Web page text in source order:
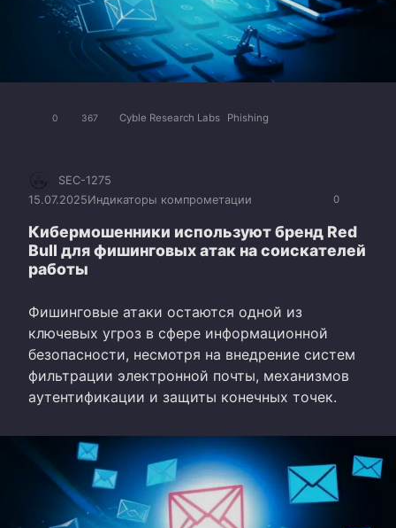
0 367 Cyble Research Labs Phishing
0
SEC-1275
15.07.2025Индикаторы компрометации
Кибермошенники используют бренд Red
Bull для фишинговых атак на соискателей
работы
Фишинговые атаки остаются одной из
ключевых угроз в сфере информационной
безопасности, несмотря на внедрение систем
фильтрации электронной почты, механизмов
аутентификации и защиты конечных точек.